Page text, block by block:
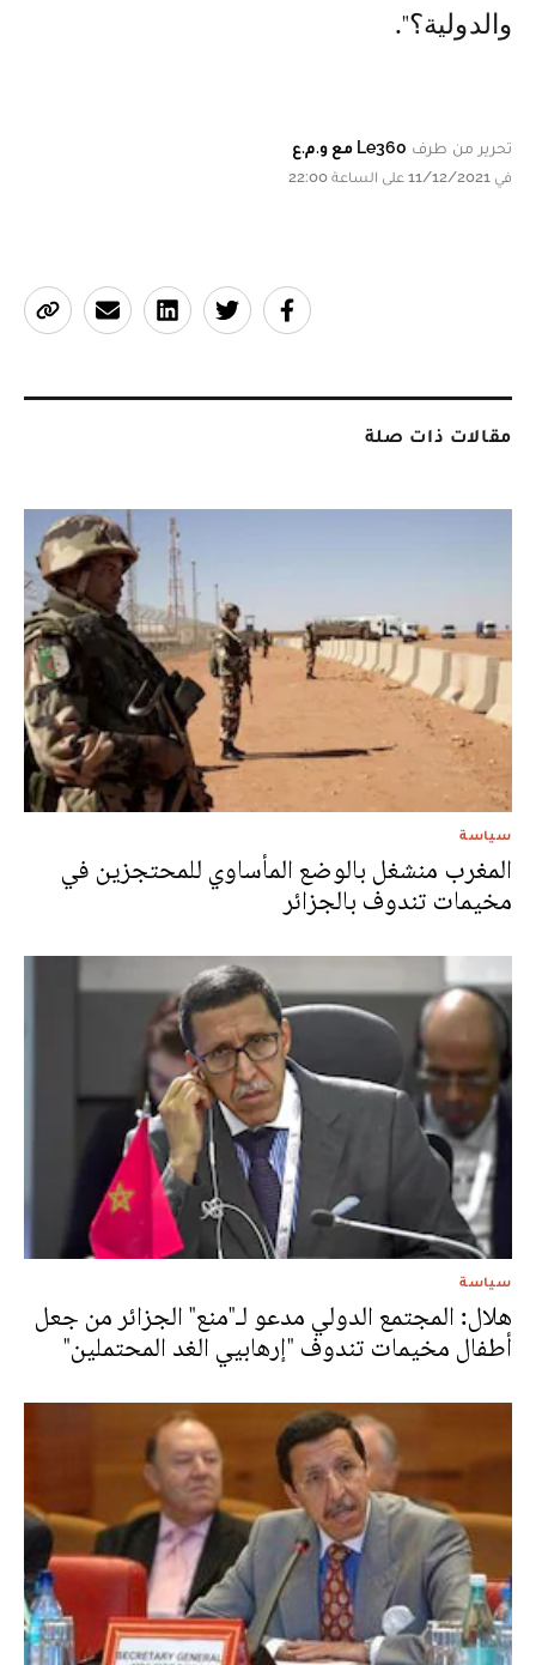
والدولية؟".
تحرير من طرف Le360 مع و.م.ع
في 11/12/2021 على الساعة 22:00
مقالات ذات صلة
سياسة
المغرب منشغل بالوضع المأساوي للمحتجزين في
مخيمات تندوف بالجزائر
سياسة
هلال: المجتمع الدولي مدعو لـ"منع" الجزائر من جعل
أطفال مخيمات تندوف "إرهابيي الغد المحتملين"